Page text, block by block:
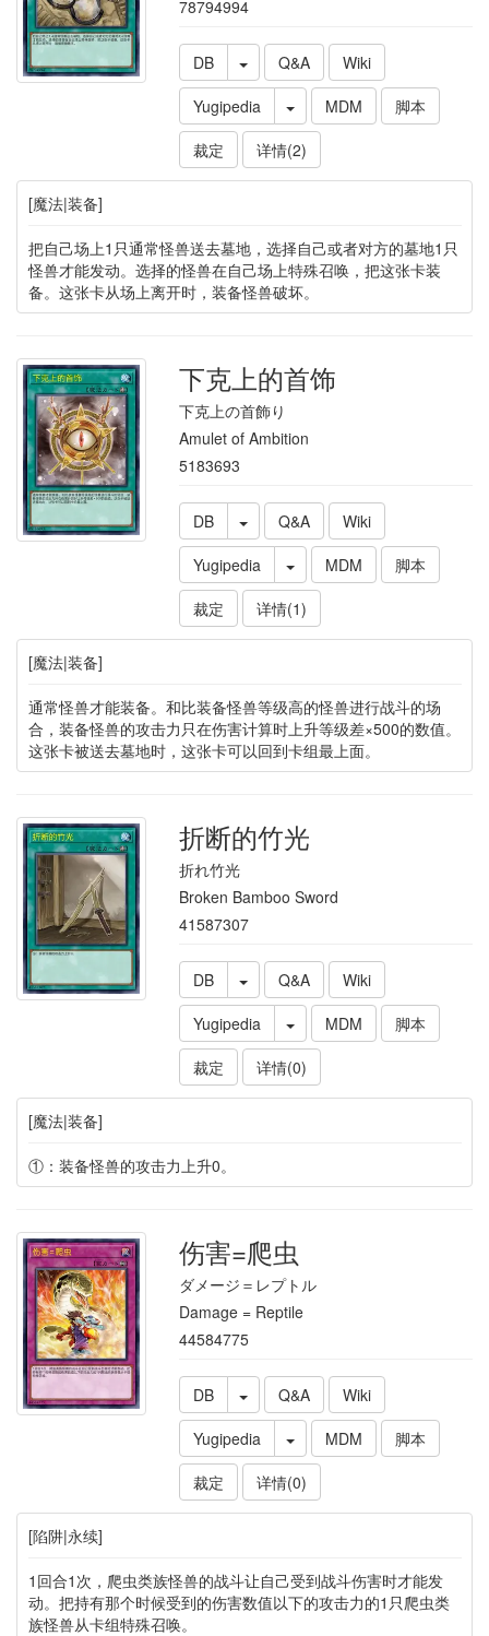
78794994
DB Q&A
Wiki
Yugipedia
MDM
脚本
裁定
详情(2)
[魔法|装备]
把自己场上1只通常怪兽送去墓地，选择自己或者对方的墓地1只
怪兽才能发动。选择的怪兽在自己场上特殊召唤，把这张卡装
备。这张卡从场上离开时，装备怪兽破坏。
下克上的首饰
下克上の首飾り
Amulet of Ambition
5183693
DB Q&A
Wiki
Yugipedia
MDM
脚本
裁定
详情(1)
[魔法|装备]
通常怪兽才能装备。和比装备怪兽等级高的怪兽进行战斗的场
合，装备怪兽的攻击力只在伤害计算时上升等级差×500的数值。
这张卡被送去墓地时，这张卡可以回到卡组最上面。
折断的竹光
折れ竹光
Broken Bamboo Sword
41587307
DB Q&A
Wiki
Yugipedia
MDM
脚本
裁定
详情(0)
[魔法|装备]
①：装备怪兽的攻击力上升0。
伤害=爬虫
ダメージ＝レプトル
Damage = Reptile
44584775
DB Q&A
Wiki
Yugipedia
MDM
脚本
裁定
详情(0)
[陷阱|永续]
1回合1次，爬虫类族怪兽的战斗让自己受到战斗伤害时才能发
动。把持有那个时候受到的伤害数值以下的攻击力的1只爬虫类
族怪兽从卡组特殊召唤。